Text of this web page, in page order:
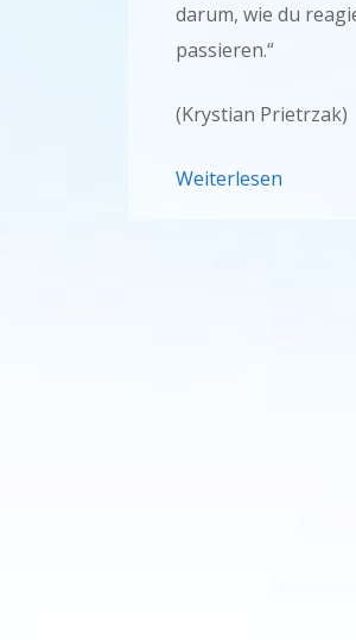
darum, wie du
passieren.“
(Krystian Prietrzak)
Weiterlesen